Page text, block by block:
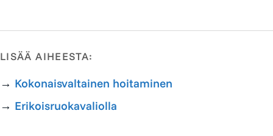
LISÄÄ AIHEESTA:
→ Kokonaisvaltainen hoitaminen
→ Erikoisruokavaliolla